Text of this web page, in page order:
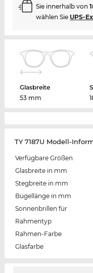
Sie innerhalb von
wählen Sie UPS-
Glasbreite
53 mm
TY 7187U Modell-
Verfügbare Größen
Glasbreite in mm
Stegbreite in mm
Bügellänge in mm
Sonnenbrillen für
Rahmentyp
Rahmen-Farbe
Glasfarbe